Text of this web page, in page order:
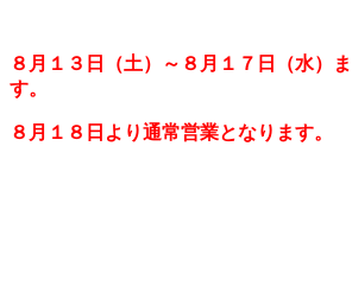
８月１３日（土）～８月１７日（水）
す。
８月１８日より通常営業となります。